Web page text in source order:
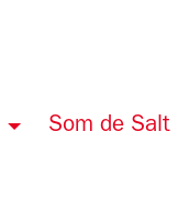
Som de Salt